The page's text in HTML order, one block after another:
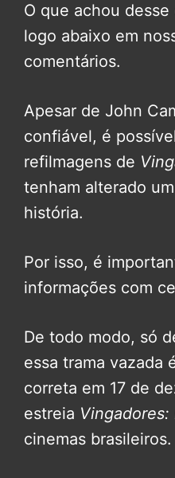
O que achou
logo abaixo em
comentários.
Apesar de John
confiável, é
refilmagens de
tenham alterado
história.
Por isso, é
informações com
De todo modo, só
essa trama vazada
correta em 17 de
estreia
cinemas brasileiros.